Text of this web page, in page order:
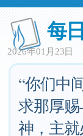
每
2026年01月23日
“你们中
求那厚
神，主